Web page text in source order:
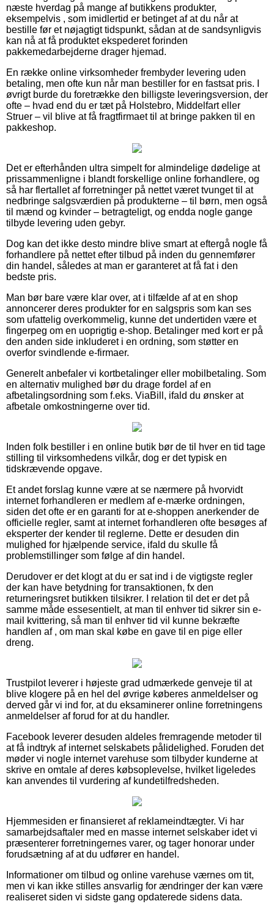
næste hverdag på mange af butikkens produkter,
eksempelvis , som imidlertid er betinget af at du når at
bestille før et nøjagtigt tidspunkt, sådan at de sandsynligvis
kan nå at få produktet ekspederet forinden
pakkemedarbejderne drager hjemad.
En række online virksomheder frembyder levering uden
betaling, men ofte kun når man bestiller for en fastsat pris. I
øvrigt burde du foretrække den billigste leveringsversion, der
ofte – hvad end du er tæt på Holstebro, Middelfart eller
Struer – vil blive at få fragtfirmaet til at bringe pakken til en
pakkeshop.
Det er efterhånden ultra simpelt for almindelige dødelige at
prissammenligne i blandt forskellige online forhandlere, og
så har flertallet af forretninger på nettet været tvunget til at
nedbringe salgsværdien på produkterne – til børn, men også
til mænd og kvinder – betragteligt, og endda nogle gange
tilbyde levering uden gebyr.
Dog kan det ikke desto mindre blive smart at eftergå nogle få
forhandlere på nettet efter tilbud på inden du gennemfører
din handel, således at man er garanteret at få fat i den
bedste pris.
Man bør bare være klar over, at i tilfælde af at en shop
annoncerer deres produkter for en salgspris som kan ses
som ufattelig overkommelig, kunne det undertiden være et
fingerpeg om en uoprigtig e-shop. Betalinger med kort er på
den anden side inkluderet i en ordning, som støtter en
overfor svindlende e-firmaer.
Generelt anbefaler vi kortbetalinger eller mobilbetaling. Som
en alternativ mulighed bør du drage fordel af en
afbetalingsordning som f.eks. ViaBill, ifald du ønsker at
afbetale omkostningerne over tid.
Inden folk bestiller i en online butik bør de til hver en tid tage
stilling til virksomhedens vilkår, dog er det typisk en
tidskrævende opgave.
Et andet forslag kunne være at se nærmere på hvorvidt
internet forhandleren er medlem af e-mærke ordningen,
siden det ofte er en garanti for at e-shoppen anerkender de
officielle regler, samt at internet forhandleren ofte besøges af
eksperter der kender til reglerne. Dette er desuden din
mulighed for hjælpende service, ifald du skulle få
problemstillinger som følge af din handel.
Derudover er det klogt at du er sat ind i de vigtigste regler
der kan have betydning for transaktionen, fx den
returneringsret butikken tilsikrer. I relation til det er det på
samme måde essesentielt, at man til enhver tid sikrer sin e-
mail kvittering, så man til enhver tid vil kunne bekræfte
handlen af , om man skal købe en gave til en pige eller
dreng.
Trustpilot leverer i højeste grad udmærkede genveje til at
blive klogere på en hel del øvrige køberes anmeldelser og
derved går vi ind for, at du eksaminerer online forretningens
anmeldelser af forud for at du handler.
Facebook leverer desuden aldeles fremragende metoder til
at få indtryk af internet selskabets pålidelighed. Foruden det
møder vi nogle internet varehuse som tilbyder kunderne at
skrive en omtale af deres købsoplevelse, hvilket ligeledes
kan anvendes til vurdering af kundetilfredsheden.
Hjemmesiden er finansieret af reklameindtægter. Vi har
samarbejdsaftaler med en masse internet selskaber idet vi
præsenterer forretningernes varer, og tager honorar under
forudsætning af at du udfører en handel.
Informationer om tilbud og online varehuse værnes om tit,
men vi kan ikke stilles ansvarlig for ændringer der kan være
realiseret siden vi sidste gang opdaterede sidens data.